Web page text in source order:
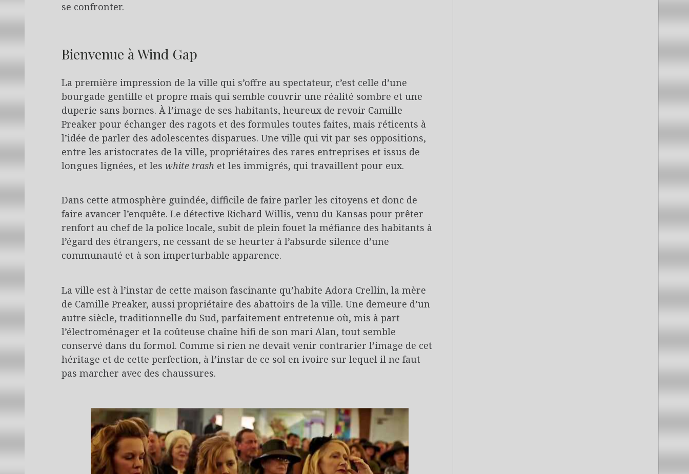
se confronter.
Bienvenue à Wind Gap
La première impression de la ville qui s’offre au spectateur, c’est celle d’une
bourgade gentille et propre mais qui semble couvrir une réalité sombre et une
duperie sans bornes. À l’image de ses habitants, heureux de revoir Camille
Preaker pour échanger des ragots et des formules toutes faites, mais réticents à
l’idée de parler des adolescentes disparues. Une ville qui vit par ses oppositions,
entre les aristocrates de la ville, propriétaires des rares entreprises et issus de
longues lignées, et les white trash et les immigrés, qui travaillent pour eux.
Dans cette atmosphère guindée, difficile de faire parler les citoyens et donc de
faire avancer l’enquête. Le détective Richard Willis, venu du Kansas pour prêter
renfort au chef de la police locale, subit de plein fouet la méfiance des habitants à
l’égard des étrangers, ne cessant de se heurter à l’absurde silence d’une
communauté et à son imperturbable apparence.
La ville est à l’instar de cette maison fascinante qu’habite Adora Crellin, la mère
de Camille Preaker, aussi propriétaire des abattoirs de la ville. Une demeure d’un
autre siècle, traditionnelle du Sud, parfaitement entretenue où, mis à part
l’électroménager et la coûteuse chaîne hifi de son mari Alan, tout semble
conservé dans du formol. Comme si rien ne devait venir contrarier l’image de cet
héritage et de cette perfection, à l’instar de ce sol en ivoire sur lequel il ne faut
pas marcher avec des chaussures.